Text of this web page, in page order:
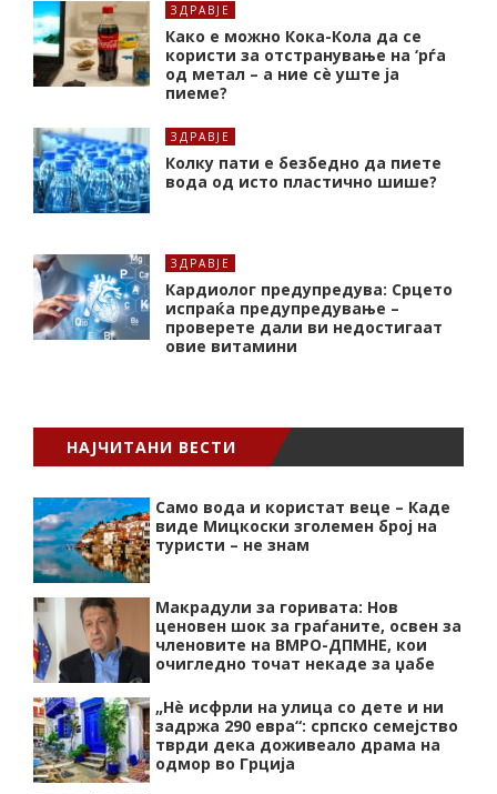
ЗДРАВЈЕ
Како е можно Кока-Кола да се
користи за отстранување на ‘рѓа
од метал – а ние сè уште ја
пиеме?
ЗДРАВЈЕ
Колку пати е безбедно да пиете
вода од исто пластично шише?
ЗДРАВЈЕ
Кардиолог предупредува: Срцето
испраќа предупредување –
проверете дали ви недостигаат
овие витамини
НАЈЧИТАНИ ВЕСТИ
Само вода и користат веце – Каде
виде Мицкоски зголемен број на
туристи – не знам
Макрадули за горивата: Нов
ценовен шок за граѓаните, освен за
членовите на ВМРО-ДПМНЕ, кои
очигледно точат некаде за џабе
„Нѐ исфрли на улица со дете и ни
задржа 290 евра“: српско семејство
тврди дека доживеало драма на
одмор во Грција